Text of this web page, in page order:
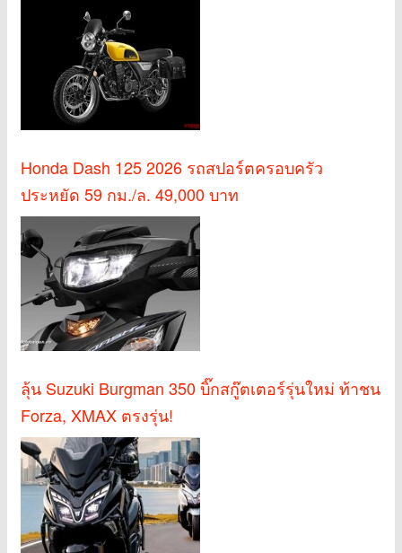
Honda Dash 125 2026 รถสปอร์ตครอบครัว
ประหยัด 59 กม./ล. 49,000 บาท
ลุ้น Suzuki Burgman 350 บิ๊กสกู๊ตเตอร์รุ่นใหม่ ท้าชน
Forza, XMAX ตรงรุ่น!